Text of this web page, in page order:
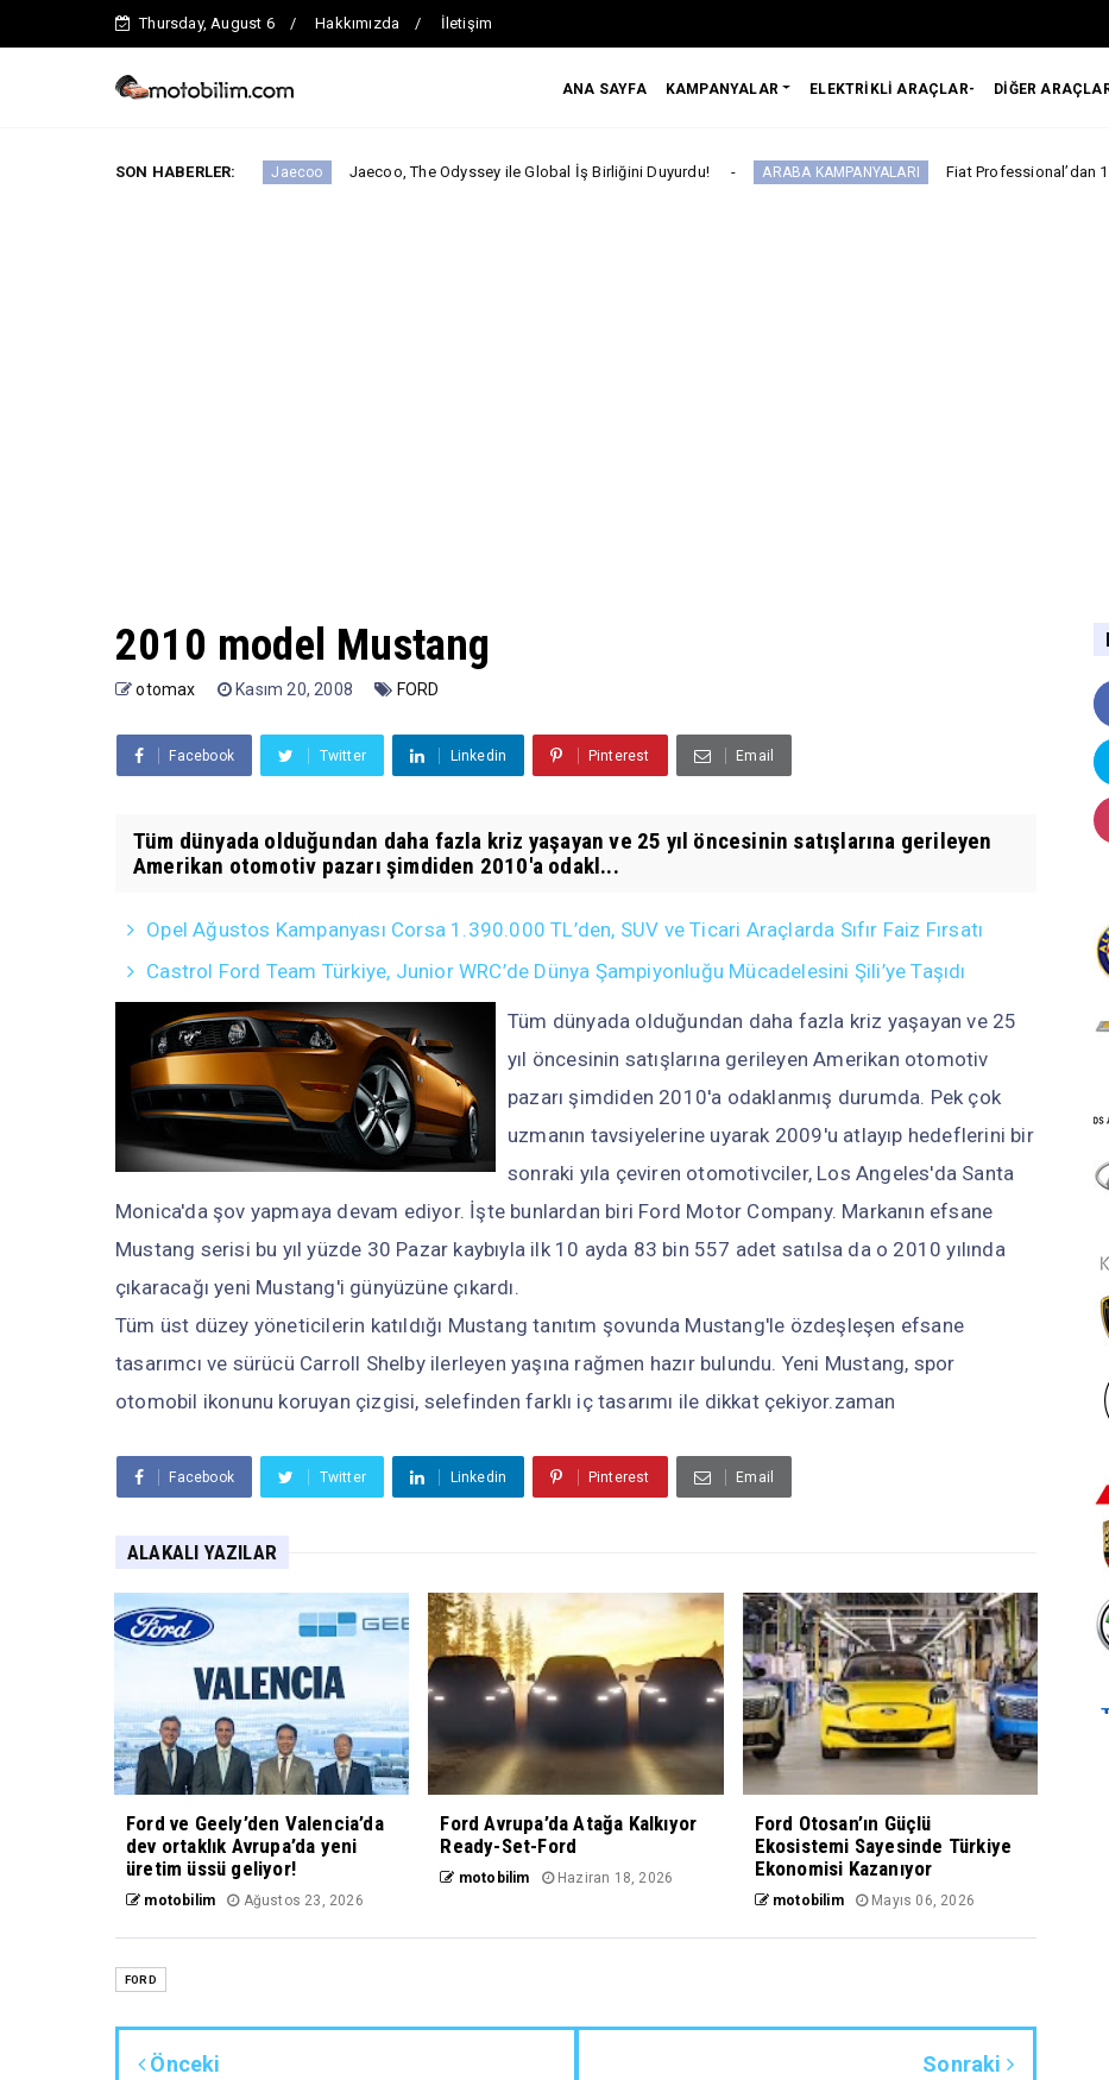
Thursday, August 6 Hakkımızda İletişim
ANA SAYFA KAMPANYALAR ELEKTRİKLİ ARAÇLAR- DİĞER
SON HABERLER:
iddialı. Jaecoo Jaecoo, The Odyssey ile Global İş Birliğini Duyurdu! ARABA KAMPANYALARI Fiat Professional’dan 1 Milyon tl’ye
2010 model Mustang
otomax Kasım 20, 2008 FORD
Facebook Twitter Linkedin Pinterest Email
Tüm dünyada olduğundan daha fazla kriz yaşayan ve 25 yıl öncesinin satışlarına gerileyen
Amerikan otomotiv pazarı şimdiden 2010'a odakl...
Opel Ağustos Kampanyası Corsa 1.390.000 TL’den, SUV ve Ticari Araçlarda Sıfır Faiz Fırsatı
Castrol Ford Team Türkiye, Junior WRC’de Dünya Şampiyonluğu Mücadelesini Şili’ye Taşıdı
Tüm dünyada olduğundan daha fazla kriz yaşayan ve 25
yıl öncesinin satışlarına gerileyen Amerikan otomotiv
pazarı şimdiden 2010'a odaklanmış durumda. Pek çok
uzmanın tavsiyelerine uyarak 2009'u atlayıp hedeflerini bir
sonraki yıla çeviren otomotivciler, Los Angeles'da Santa
Monica'da şov yapmaya devam ediyor. İşte bunlardan biri Ford Motor Company. Markanın efsane
Mustang serisi bu yıl yüzde 30 Pazar kaybıyla ilk 10 ayda 83 bin 557 adet satılsa da o 2010 yılında
çıkaracağı yeni Mustang'i günyüzüne çıkardı.
Tüm üst düzey yöneticilerin katıldığı Mustang tanıtım şovunda Mustang'le özdeşleşen efsane
tasarımcı ve sürücü Carroll Shelby ilerleyen yaşına rağmen hazır bulundu. Yeni Mustang, spor
otomobil ikonunu koruyan çizgisi, selefinden farklı iç tasarımı ile dikkat çekiyor.zaman
Facebook Twitter Linkedin Pinterest Email
ALAKALI YAZILAR
Ford ve Geely’den Valencia’da
dev ortaklık Avrupa’da yeni
üretim üssü geliyor!
motobilim Ağustos 23, 2026
Ford Avrupa’da Atağa Kalkıyor
Ready-Set-Ford
motobilim Haziran 18, 2026
Ford Otosan’ın Güçlü
Ekosistemi Sayesinde Türkiye
Ekonomisi Kazanıyor
motobilim Mayıs 06, 2026
FORD
Önceki Sonraki